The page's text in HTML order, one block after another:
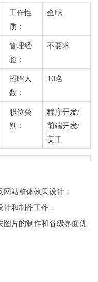
工作性
质：
全职
管理经
验：
不要求
招聘人
数：
10名
职位类
别：
程序开发/
前端开发/
美工
站整体效果设计；
和制作工作；
图片的制作和各级界面优